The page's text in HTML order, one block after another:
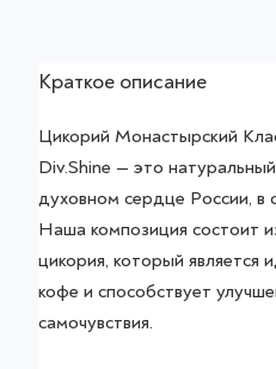
Краткое описание
Цикорий Монастырский
Div.Shine — это
духовном сердце России, в
Наша композиция состоит
цикория, который является
кофе и способствует
самочувствия.